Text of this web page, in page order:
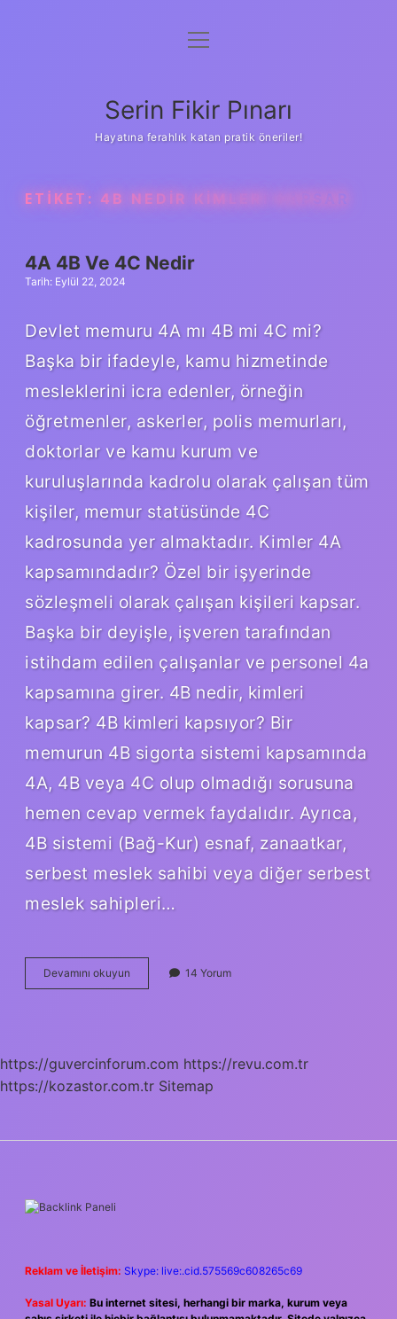
Gizlilik Politikası
Yasal Uyarı
menüyü
Serin Fikir Pınarı
Hayatına ferahlık katan pratik öneriler!
ETIKET: 4B NEDIR KIMLERI KAPSAR
4A 4B Ve 4C Nedir
Tarih: Eylül 22, 2024
Devlet memuru 4A mı 4B mi 4C mi?
Başka bir ifadeyle, kamu hizmetinde
mesleklerini icra edenler, örneğin
öğretmenler, askerler, polis memurları,
doktorlar ve kamu kurum ve
kuruluşlarında kadrolu olarak çalışan tüm
kişiler, memur statüsünde 4C
kadrosunda yer almaktadır. Kimler 4A
kapsamındadır? Özel bir işyerinde
sözleşmeli olarak çalışan kişileri kapsar.
Başka bir deyişle, işveren tarafından
istihdam edilen çalışanlar ve personel 4a
kapsamına girer. 4B nedir, kimleri
kapsar? 4B kimleri kapsıyor? Bir
memurun 4B sigorta sistemi kapsamında
4A, 4B veya 4C olup olmadığı sorusuna
hemen cevap vermek faydalıdır. Ayrıca,
4B sistemi (Bağ-Kur) esnaf, zanaatkar,
serbest meslek sahibi veya diğer serbest
meslek sahipleri…
Devamını okuyun
4B
14 Yorum
https://guvercinforum.com https://revu.com.tr
https://kozastor.com.tr Sitemap
SIDEBAR
Reklam ve İletişim: Skype: live:.cid.575569c608265c69
Yasal Uyarı: Bu internet sitesi, herhangi bir marka, kurum veya